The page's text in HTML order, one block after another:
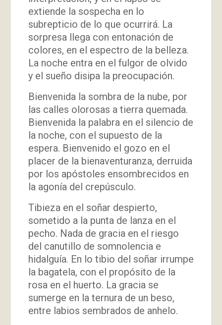
extiende la sospecha en lo
subrepticio de lo que ocurrirá. La
sorpresa llega con entonación de
colores, en el espectro de la belleza.
La noche entra en el fulgor de olvido
y el sueño disipa la preocupación.
Bienvenida la sombra de la nube, por
las calles olorosas a tierra quemada.
Bienvenida la palabra en el silencio de
la noche, con el supuesto de la
espera. Bienvenido el gozo en el
placer de la bienaventuranza, derruida
por los apóstoles ensombrecidos en
la agonía del crepúsculo.
Tibieza en el soñar despierto,
sometido a la punta de lanza en el
pecho. Nada de gracia en el riesgo
del canutillo de somnolencia e
hidalguía. En lo tibio del soñar irrumpe
la bagatela, con el propósito de la
rosa en el huerto. La gracia se
sumerge en la ternura de un beso,
entre labios sembrados de anhelo.